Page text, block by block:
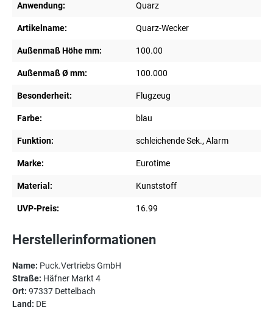
Anwendung: Quarz
Artikelname: Quarz-Wecker
Außenmaß Höhe mm: 100.00
Außenmaß Ø mm: 100.000
Besonderheit: Flugzeug
Farbe: blau
Funktion: schleichende Sek., Alarm
Marke: Eurotime
Material: Kunststoff
UVP-Preis: 16.99
Herstellerinformationen
Name: Puck.Vertriebs GmbH
Straße: Häfner Markt 4
Ort: 97337 Dettelbach
Land: DE